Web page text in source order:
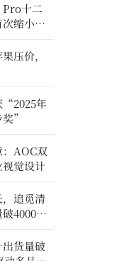
Pro十二
缩小、
压价，
“2025年
”
AOC双
觉设计
追觅清
4000万
货量破